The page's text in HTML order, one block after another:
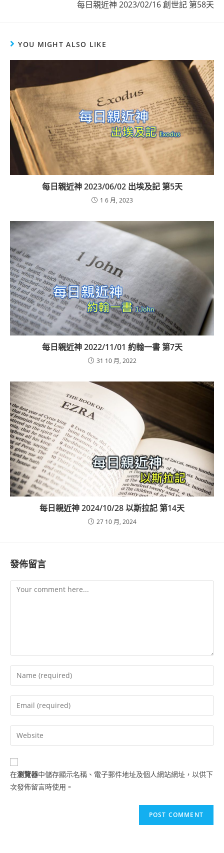
每日親近神 2023/02/16 創世記 第58天
YOU MIGHT ALSO LIKE
每日親近神 2023/06/02 出埃及記 第5天
1 6 月, 2023
每日親近神 2022/11/01 約翰一書 第7天
31 10 月, 2022
每日親近神 2024/10/28 以斯拉記 第14天
27 10 月, 2024
發佈留言
在瀏覽器中儲存顯示名稱、電子郵件地址及個人網站網址，以供下
次發佈留言時使用。